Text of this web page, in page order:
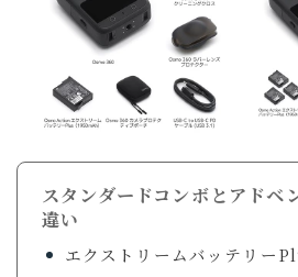
スタンダードコンボとアドベ
違い
エクストリームバッテリー